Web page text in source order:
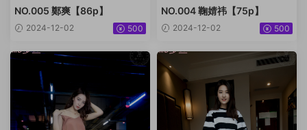
NO.005 鄭爽【86p】
2024-12-02 500
NO.004 鞠婧祎【75p】
2024-12-02 500